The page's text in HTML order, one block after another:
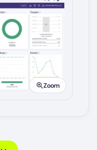
Zoom